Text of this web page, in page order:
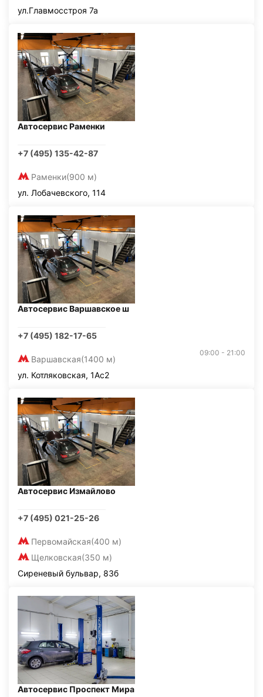
ул.Главмосстроя 7а
Автосервис Раменки
+7 (495) 135-42-87
Раменки(900 м)
ул. Лобачевского, 114
Автосервис Варшавское ш
+7 (495) 182-17-65
Варшавская(1400 м)
09:00 - 21:00
ул. Котляковская, 1Ас2
Автосервис Измайлово
+7 (495) 021-25-26
Первомайская(400 м)
Щелковская(350 м)
Сиреневый бульвар, 83б
Автосервис Проспект Мира